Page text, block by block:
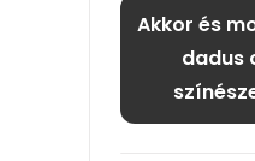
Akkor és
dadus